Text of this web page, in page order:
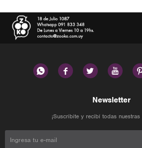
   
Newsletter
¡Suscribite y recibí todas nuestras